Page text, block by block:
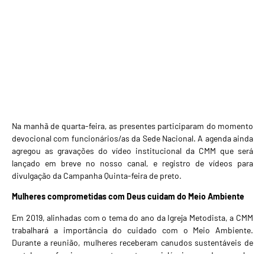
Na manhã de quarta-feira, as presentes participaram do momento
devocional com funcionários/as da Sede Nacional. A agenda ainda
agregou as gravações do vídeo institucional da CMM que será
lançado em breve no nosso canal, e registro de vídeos para
divulgação da CampanhaQuinta-feira de preto.
Mulheres comprometidas com Deus cuidam do Meio Ambiente
Em 2019, alinhadas com o tema do ano da Igreja Metodista, a CMM
trabalhará a importância do cuidado com o Meio Ambiente.
Durante a reunião, mulheres receberam canudos sustentáveis de